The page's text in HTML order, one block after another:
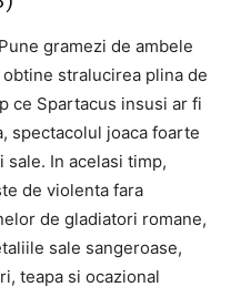
gramezi de ambele
stralucirea plina de
ce Spartacus insusi ar fi
spectacolul joaca foarte
In acelasi timp,
de violenta fara
de gladiatori romane,
sale sangeroase,
teapa si ocazional